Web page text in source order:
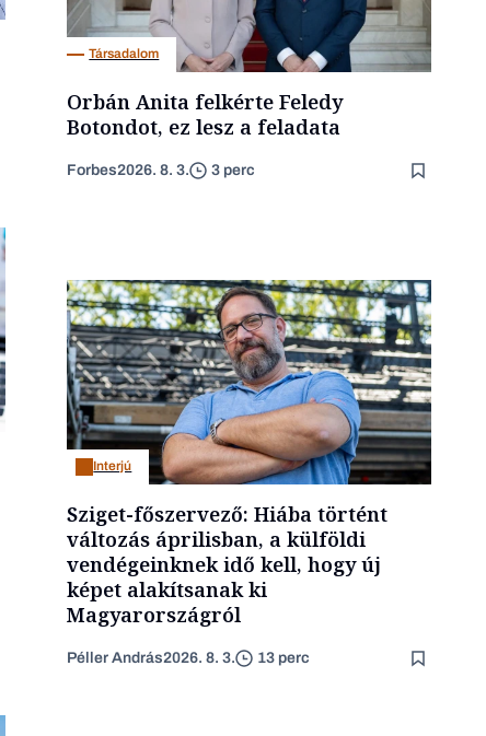
Társadalom
Orbán Anita felkérte Feledy
Botondot, ez lesz a feladata
Forbes2026. 8. 3. 3 perc
Interjú
Sziget-főszervező: Hiába történt
változás áprilisban, a külföldi
vendégeinknek idő kell, hogy új
képet alakítsanak ki
Magyarországról
Péller András2026. 8. 3. 13 perc